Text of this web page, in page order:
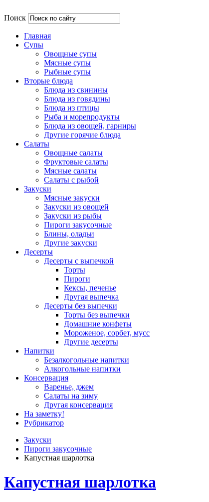
Поиск
Главная
Супы
Овощные супы
Мясные супы
Рыбные супы
Вторые блюда
Блюда из свинины
Блюда из говядины
Блюда из птицы
Рыба и морепродукты
Блюда из овощей, гарниры
Другие горячие блюда
Салаты
Овощные салаты
Фруктовые салаты
Мясные салаты
Салаты с рыбой
Закуски
Мясные закуски
Закуски из овощей
Закуски из рыбы
Пироги закусочные
Блины, оладьи
Другие закуски
Десерты
Десерты с выпечкой
Торты
Пироги
Кексы, печенье
Другая выпечка
Десерты без выпечки
Торты без выпечки
Домашние конфеты
Мороженое, сорбет, мусс
Другие десерты
Напитки
Безалкогольные напитки
Алкогольные напитки
Консервация
Варенье, джем
Салаты на зиму
Другая консервация
На заметку!
Рубрикатор
Закуски
Пироги закусочные
Капустная шарлотка
Капустная шарлотка